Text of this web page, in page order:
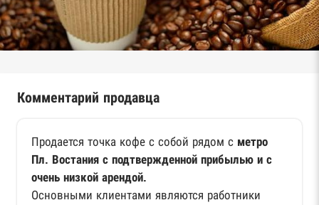
Комментарий продавца
Продается точка кофе с собой рядом с метро
Пл. Востания с подтвержденной прибылью и с
очень низкой арендой.
Основными клиентами являются работники